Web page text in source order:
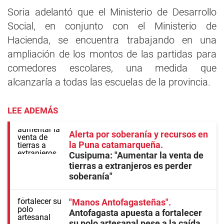
Soria adelantó que el Ministerio de Desarrollo
Social, en conjunto con el Ministerio de
Hacienda, se encuentra trabajando en una
ampliación de los montos de las partidas para
comedores escolares, una medida que
alcanzaría a todas las escuelas de la provincia.
LEE ADEMÁS
Alerta por soberanía y recursos en
la Puna catamarqueña
Cusipuma: "Aumentar la venta de
tierras a extranjeros es perder
soberanía"
"Manos Antofagasteñas"
Antofagasta apuesta a fortalecer